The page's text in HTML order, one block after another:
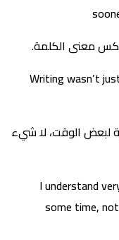
معنى الكلمة.
Writing wasn’t
لبعض الوقت، لا شيء
I understand
some time,